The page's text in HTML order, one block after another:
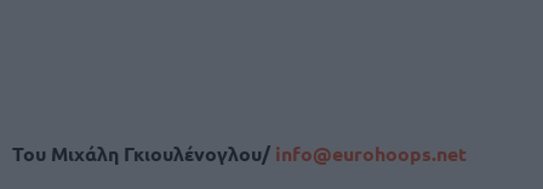
Του Μιχάλη Γκιουλένογλου/ info@eurohoops.net